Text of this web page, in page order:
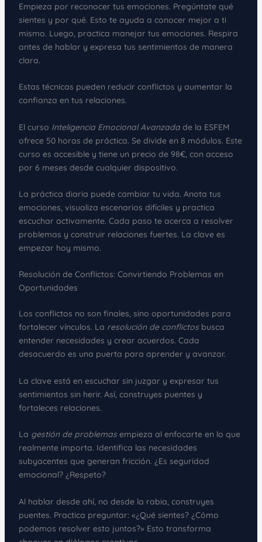
Empieza por reconocer tus emociones. Pregúntate qué
sientes y por qué. Esto te ayuda a conocer mejor a ti
mismo. Luego, practica manejar tus emociones. Respira
antes de hablar y expresa tus sentimientos de manera
clara.
Estas técnicas pueden reducir conflictos y aumentar la
confianza en tus relaciones.
El curso Inteligencia Emocional Avanzadade la ESFEM
ofrece 50 horas de práctica. Se divide en 8 módulos. Este
curso es accesible y tiene un precio de 98€, con acceso
por 6 meses desde cualquier dispositivo.
La práctica diaria puede cambiar tu vida. Anota tus
emociones, visualiza escenarios difíciles y practica
escuchar activamente. Cada paso te acerca a resolver
problemas y construir relaciones fuertes. La clave es
empezar hoy mismo.
Resolución de Conflictos: Convirtiendo Problemas en
Oportunidades
Los conflictos no son finales, sino oportunidades para
fortalecer vínculos. La resolución de conflictosbusca
entender necesidades y crear acuerdos. Cada
desacuerdo es una puerta para aprender y avanzar.
La clave está en escuchar sin juzgar y expresar tus
sentimientos sin herir. Así, construyes puentes y
fortaleces relaciones.
La gestión de problemasempieza al enfocarte en lo que
realmente importa. Identifica las necesidades
subyacentes que generan fricción. ¿Es seguridad
emocional? ¿Respeto?
Al hablar desde ahí, no desde la rabia, construyes
puentes. Practica preguntar: «¿Qué sientes? ¿Cómo
podemos resolver esto juntos?» Esto transforma